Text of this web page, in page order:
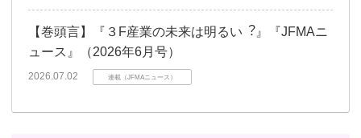
【巻頭言】『３F産業の未来は明るい︖』『JFMAニ
ュース』（2026年6月号）
2026.07.02 連載（JFMAニュース）